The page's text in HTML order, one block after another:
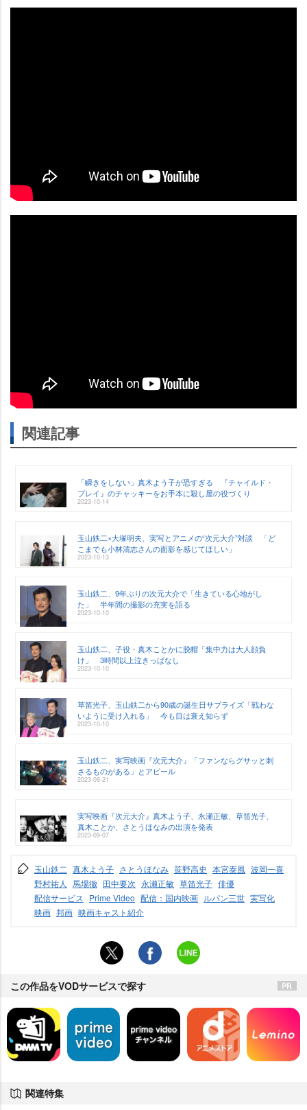
関連記事
「瞬きをしない」真木よう子が恐すぎる 『チャイルド・
プレイ』のチャッキーをお手本に殺し屋の役づくり
2023-10-14
玉山鉄二×大塚明夫、実写とアニメの“次元大介”対談 「ど
こまでも小林清志さんの面影を感じてほしい」
2023-10-13
玉山鉄二、9年ぶりの次元大介で「生きている心地がし
た」 半年間の撮影の充実を語る
2023-10-10
玉山鉄二、子役・真木ことかに脱帽「集中力は大人顔負
け」 3時間以上泣きっぱなし
2023-10-10
草笛光子、玉山鉄二から90歳の誕生日サプライズ「戦わな
いように受け入れる」 今も目は衰え知らず
2023-10-10
玉山鉄二、実写映画『次元大介』「ファンならグサッと刺
さるものがある」とアピール
2023-09-21
実写映画『次元大介』真木よう子、永瀬正敏、草笛光子、
真木ことか、さとうほなみの出演を発表
2023-09-07
玉山鉄二 真木よう子 さとうほなみ 笹野高史 本宮泰風 波岡一喜
野村祐人
馬場徹 田中要次 永瀬正敏 草笛光子 俳優
配信サービス
Prime Video 配信：国内映画 ルパン三世 実写化
映画 邦画 映画キャスト紹介
この作品をVODサービスで探す
関連特集